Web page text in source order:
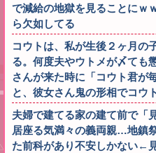
で減給の地獄を見ることにｗ
ら欠如してる
コウトは、私が生後２ヶ月の
る。何度夫やウトメが〆ても
さんが来た時に「コウト君が
と、彼女さん鬼の形相でコウ
夫婦で建てる家の建て前で「
居座る気満々の義両親…地鎮
た前科があり不安しかない←